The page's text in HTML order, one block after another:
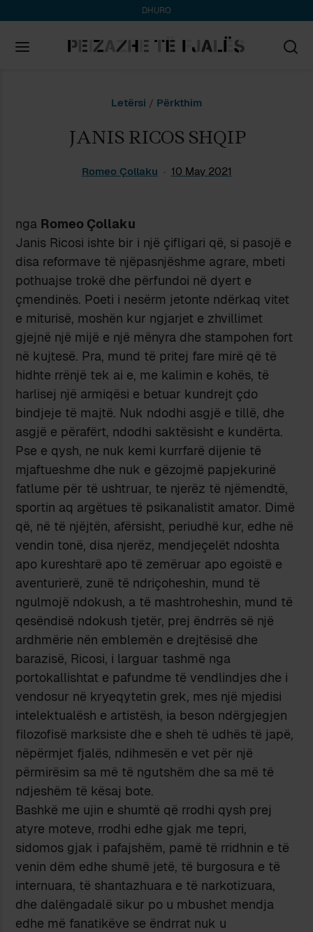
DHURO
Letërsi / Përkthim
JANIS RICOS SHQIP
Romeo Çollaku 10 May 2021
nga Romeo Çollaku
Janis Ricosi ishte bir i një çifligari që, si pasojë e
disa reformave të njëpasnjëshme agrare, mbeti
pothuajse trokë dhe përfundoi në dyert e
çmendinës. Poeti i nesërm jetonte ndërkaq vitet
e miturisë, moshën kur ngjarjet e zhvillimet
gjejnë një mijë e një mënyra dhe stampohen fort
në kujtesë. Pra, mund të pritej fare mirë që të
hidhte rrënjë tek ai e, me kalimin e kohës, të
harlisej një armiqësi e betuar kundrejt çdo
bindjeje të majtë. Nuk ndodhi asgjë e tillë, dhe
asgjë e përafërt, ndodhi saktësisht e kundërta.
Pse e qysh, ne nuk kemi kurrfarë dijenie të
mjaftueshme dhe nuk e gëzojmë papjekurinë
fatlume për të ushtruar, te njerëz të njëmendtë,
sportin aq argëtues të psikanalistit amator. Dimë
që, në të njëjtën, afërsisht, periudhë kur, edhe në
vendin tonë, disa njerëz, mendjeçelët ndoshta
apo kureshtarë apo të zemëruar apo egoistë e
aventurierë, zunë të ndriçoheshin, mund të
ngulmojë ndokush, a të mashtroheshin, mund të
qesëndisë ndokush tjetër, prej ëndrrës së një
ardhmërie nën emblemën e drejtësisë dhe
barazisë, Ricosi, i larguar tashmë nga
portokallishtat e pafundme të vendlindjes dhe i
vendosur në kryeqytetin grek, mes një mjedisi
intelektualësh e artistësh, ia beson ndërgjegjen
filozofisë marksiste dhe e sheh të udhës të japë,
nëpërmjet fjalës, ndihmesën e vet për një
përmirësim sa më të ngutshëm dhe sa më të
ndjeshëm të kësaj bote.
Bashkë me ujin e shumtë që rrodhi qysh prej
atyre moteve, rrodhi edhe gjak me tepri,
sidomos gjak i pafajshëm, pamë të rridhnin e të
venin dëm edhe shumë jetë, të burgosura e të
internuara, të shantazhuara e të narkotizuara,
dhe dalëngadalë sikur po u mbushet mendja
edhe më fanatikëve se ëndrrat nuk u